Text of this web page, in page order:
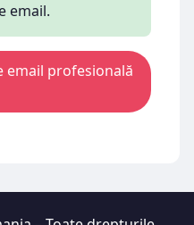
email.
email profesională